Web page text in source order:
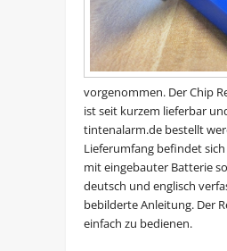
vorgenommen. Der Chip
ist seit kurzem lieferbar
tintenalarm.de bestellt
Lieferumfang befindet
mit eingebauter Batterie
deutsch und englisch
bebilderte Anleitung. Der
einfach zu bedienen.